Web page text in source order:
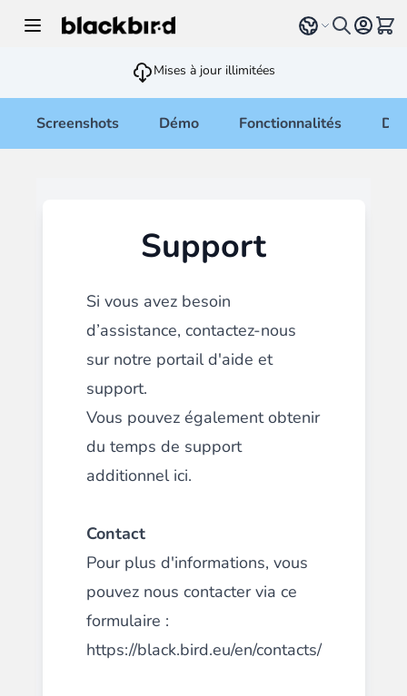
Select language
Voir
Mises à jour illimitées
Screenshots Démo Fonctionnalités
Support
Si vous avez besoin
d’assistance, contactez-nous
sur notre portail d'aide et
support.
Vous pouvez également obtenir
du temps de support
additionnel ici.
Contact
Pour plus d'informations, vous
pouvez nous contacter via ce
formulaire :
https://black.bird.eu/en/contacts/